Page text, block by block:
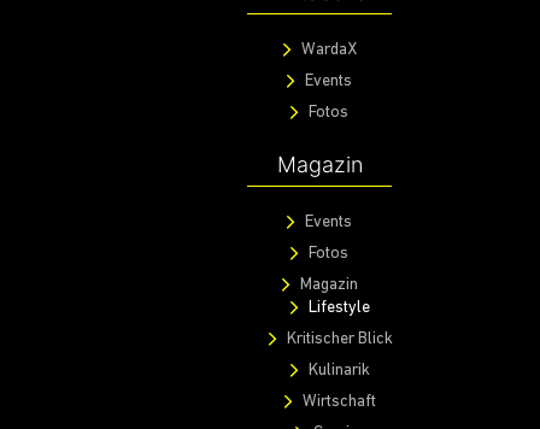
WardaX
Events
Fotos
Magazin
Events
Fotos
Magazin
Lifestyle
Kritischer Blick
Kulinarik
Wirtschaft